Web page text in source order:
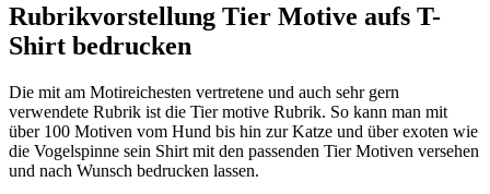
Rubrikvorstellung Tier Motive aufs T-
Shirt bedrucken
Die mit am Motireichesten vertretene und auch sehr gern
verwendete Rubrik ist die Tier motive Rubrik. So kann man mit
über 100 Motiven vom Hund bis hin zur Katze und über exoten wie
die Vogelspinne sein Shirt mit den passenden Tier Motiven versehen
und nach Wunsch bedrucken lassen.